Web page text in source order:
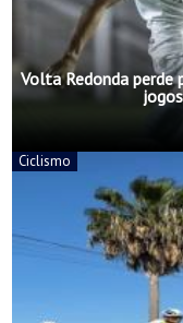
Volta Redonda perde
Ciclismo